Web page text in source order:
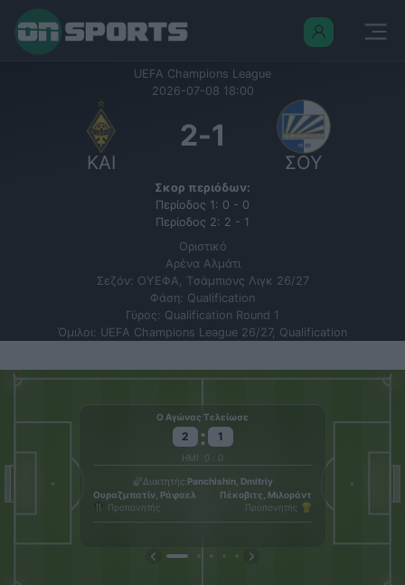
UEFA Champions League
2026-07-08 18:00
ΚΑΙ
2-1
ΣΟΥ
Σκορ περιόδων:
Περίοδος 1: 0 - 0
Περίοδος 2: 2 - 1
Οριστικό
Αρένα Αλμάτι
Σεζόν: ΟΥΕΦΑ, Tσάμπιονς Λιγκ 26/27
Φάση: Qualification
Γύρος: Qualification Round 1
Όμιλοι: UEFA Champions League 26/27, Qualification
Ο Αγώνας Τελείωσε
2 : 1
ΗΜΙ 0 : 0
Panchishin, Dmitriy
Διαιτητής
Ουραζμπατίν, Ράφαελ
Προπονητής
Πέκοβιτς, Μιλοράντ
Προπονητής